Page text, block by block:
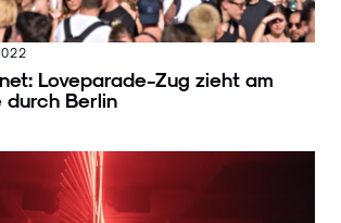
Loveparade-Zug zieht am
durch Berlin